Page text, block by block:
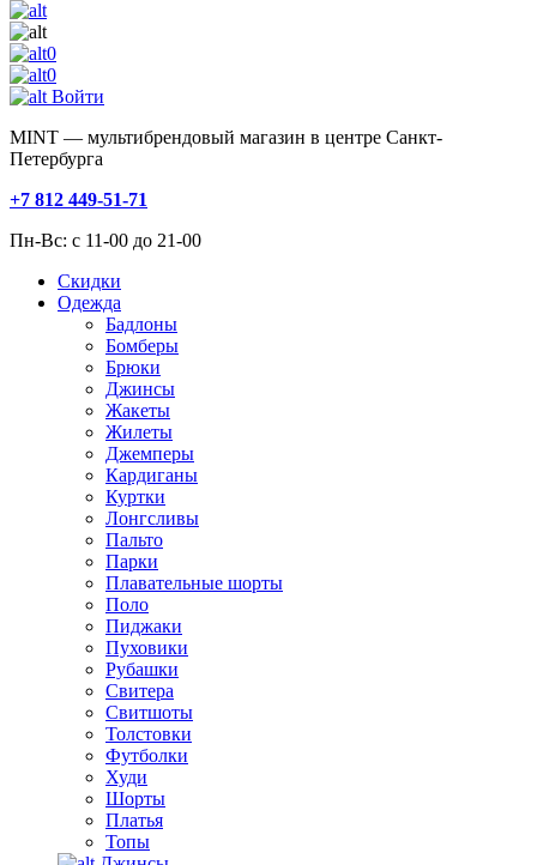
0
0
Войти
MINT — мультибрендовый магазин в центре Санкт-
Петербурга
+7 812 449-51-71
Пн-Вс: с 11-00 до 21-00
Скидки
Одежда
Бадлоны
Бомберы
Брюки
Джинсы
Жакеты
Жилеты
Джемперы
Кардиганы
Куртки
Лонгсливы
Пальто
Парки
Плавательные шорты
Поло
Пиджаки
Пуховики
Рубашки
Свитера
Свитшоты
Толстовки
Футболки
Худи
Шорты
Платья
Топы